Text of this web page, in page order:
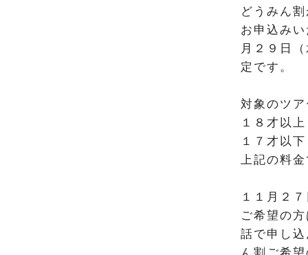
どうみん
お申込み
月２９日
定です。
対象のツ
１８才以
１７才以
上記の料
１１月２
ご希望の
話で申し
ん割ご希